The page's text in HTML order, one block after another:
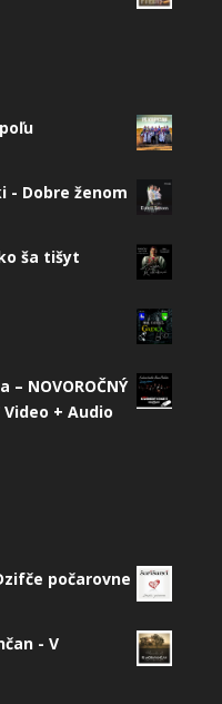
- Dobre ženom
ša tišyt
NOVOROČNÝ
Video + Audio
počarovne
- V